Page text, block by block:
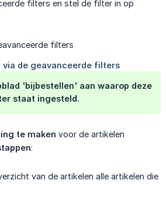
filters en stel de filter in op
'bijbestellen' aan waarop deze
staat ingesteld.
te maken voor de artikelen
:
van de artikelen alle artikelen die